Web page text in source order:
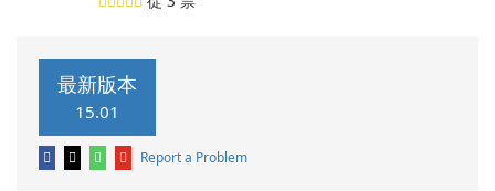
最新版本
15.01
Report a Problem